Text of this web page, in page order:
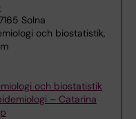
Solna
och biostatistik,
och biostatistik
– Catarina